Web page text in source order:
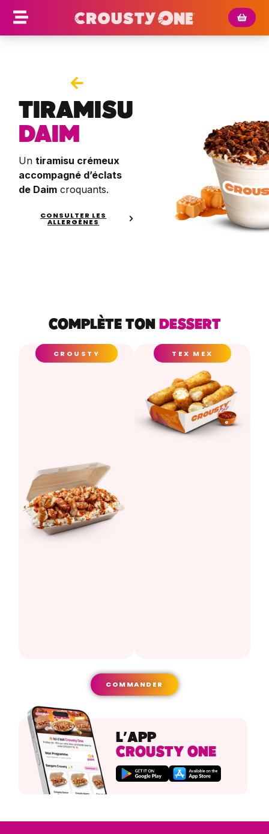
TIRAMISU
DAIM
Untiramisu crémeux
accompagné d’éclats
de Daim croquants.
CONSULTER LES
ALLERGÈNES
COMPLÈTE TON DESSERT
CROUSTY TEX MEX
COMMANDER
L’APP
CROUSTY ONE